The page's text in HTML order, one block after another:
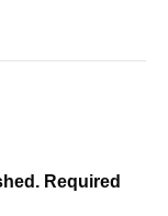
Required